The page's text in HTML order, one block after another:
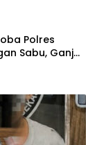
Polres
Sabu, Ganja,